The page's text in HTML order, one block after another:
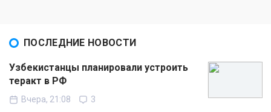
ПОСЛЕДНИЕ НОВОСТИ
Узбекистанцы планировали устроить
теракт в РФ
Вчера, 21:08 3